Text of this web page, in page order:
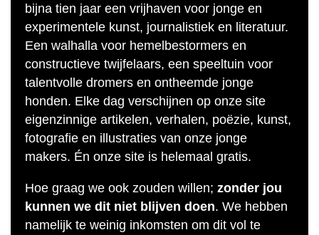
bijna tien jaar een vrijhaven voor jonge en
experimentele kunst, journalistiek en literatuur.
Een walhalla voor hemelbestormers en
constructieve twijfelaars, een speeltuin voor
talentvolle dromers en ontheemde jonge
honden. Elke dag verschijnen op onze site
eigenzinnige artikelen, verhalen, poëzie, kunst,
fotografie en illustraties van onze jonge
makers. Én onze site is helemaal gratis.
Hoe graag we ook zouden willen; zonder jou
kunnen we dit niet blijven doen. We hebben
namelijk te weinig inkomsten om dit vol te